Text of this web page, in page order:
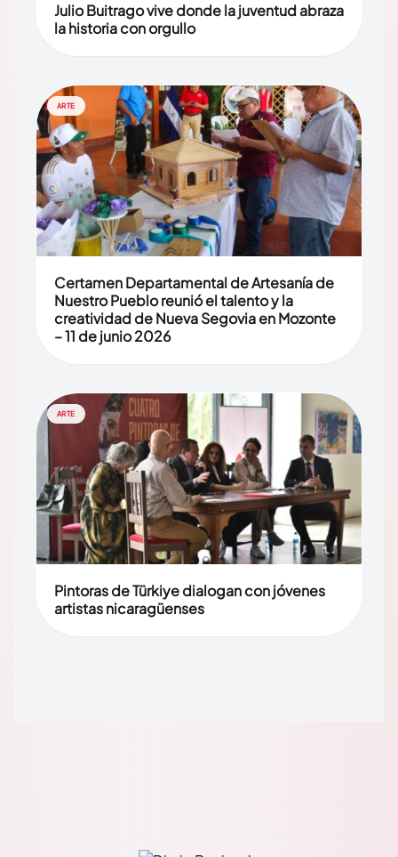
Julio Buitrago vive donde la juventud abraza
la historia con orgullo
ARTE
Certamen Departamental de Artesanía de
Nuestro Pueblo reunió el talento y la
creatividad de Nueva Segovia en Mozonte
– 11 de junio 2026
ARTE
Pintoras de Türkiye dialogan con jóvenes
artistas nicaragüenses